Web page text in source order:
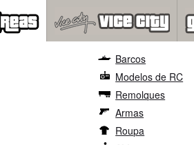
Barcos
Modelos de RC
Remolques
Armas
Roupa